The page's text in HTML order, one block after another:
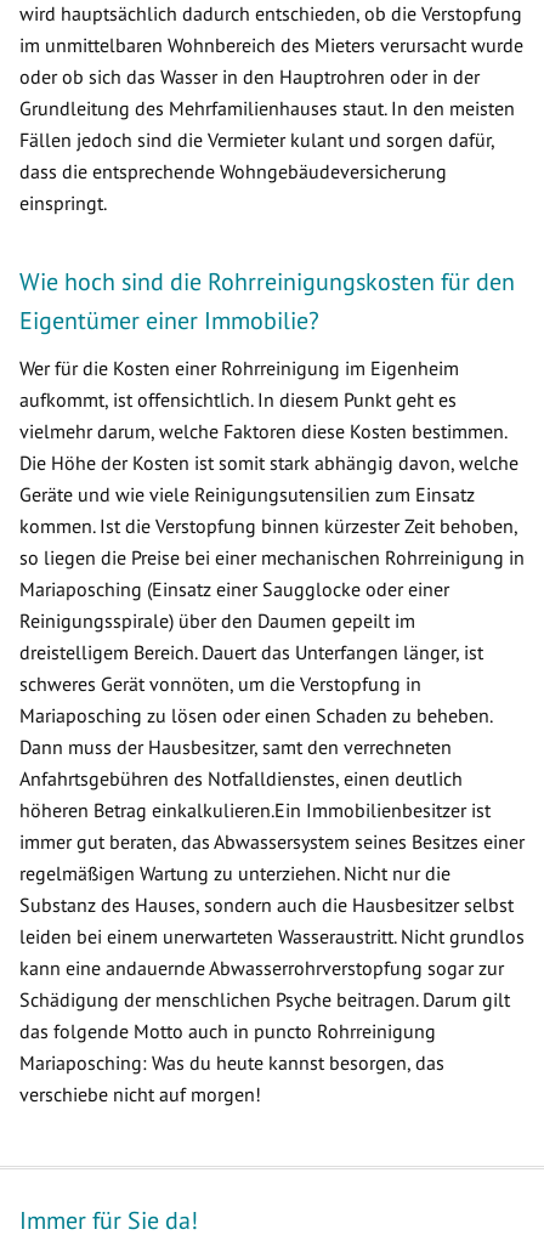
wird hauptsächlich dadurch entschieden, ob die Verstopfung
im unmittelbaren Wohnbereich des Mieters verursacht wurde
oder ob sich das Wasser in den Hauptrohren oder in der
Grundleitung des Mehrfamilienhauses staut. In den meisten
Fällen jedoch sind die Vermieter kulant und sorgen dafür,
dass die entsprechende Wohngebäudeversicherung
einspringt.
Wie hoch sind die Rohrreinigungskosten für den
Eigentümer einer Immobilie?
Wer für die Kosten einer Rohrreinigung im Eigenheim
aufkommt, ist offensichtlich. In diesem Punkt geht es
vielmehr darum, welche Faktoren diese Kosten bestimmen.
Die Höhe der Kosten ist somit stark abhängig davon, welche
Geräte und wie viele Reinigungsutensilien zum Einsatz
kommen. Ist die Verstopfung binnen kürzester Zeit behoben,
so liegen die Preise bei einer mechanischen Rohrreinigung in
Mariaposching (Einsatz einer Saugglocke oder einer
Reinigungsspirale) über den Daumen gepeilt im
dreistelligem Bereich. Dauert das Unterfangen länger, ist
schweres Gerät vonnöten, um die Verstopfung in
Mariaposching zu lösen oder einen Schaden zu beheben.
Dann muss der Hausbesitzer, samt den verrechneten
Anfahrtsgebühren des Notfalldienstes, einen deutlich
höheren Betrag einkalkulieren.Ein Immobilienbesitzer ist
immer gut beraten, das Abwassersystem seines Besitzes einer
regelmäßigen Wartung zu unterziehen. Nicht nur die
Substanz des Hauses, sondern auch die Hausbesitzer selbst
leiden bei einem unerwarteten Wasseraustritt. Nicht grundlos
kann eine andauernde Abwasserrohrverstopfung sogar zur
Schädigung der menschlichen Psyche beitragen. Darum gilt
das folgende Motto auch in puncto Rohrreinigung
Mariaposching: Was du heute kannst besorgen, das
verschiebe nicht auf morgen!
Immer für Sie da!